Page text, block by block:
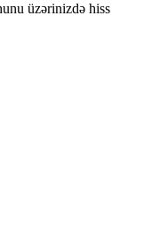
üzərinizdə hiss